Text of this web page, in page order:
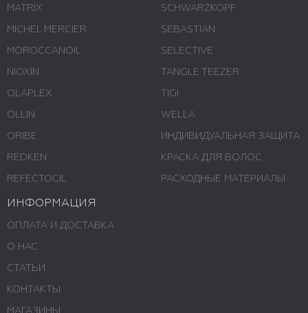
MATRIX
MICHEL MERCIER
MOROCCANOIL
NIOXIN
OLAPLEX
OLLIN
ORIBE
REDKEN
REFECTOCIL
SCHWARZKOPF
SEBASTIAN
SELECTIVE
TANGLE TEEZER
TIGI
WELLA
ИНДИВИДУАЛЬНАЯ ЗАЩИТА
КРАСКА ДЛЯ ВОЛОС
РАСХОДНЫЕ МАТЕРИАЛЫ
ИНФОРМАЦИЯ
ОПЛАТА И ДОСТАВКА
О НАС
СТАТЬИ
КОНТАКТЫ
МАГАЗИНЫ